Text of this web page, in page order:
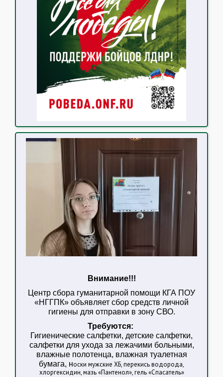
Внимание!!!
Центр сбора гуманитарной помощи КГА ПОУ
«НГГПК» объявляет сбор средств личной
гигиены для отправки в зону СВО.
Требуются:
Гигиенические салфетки, детские салфетки,
салфетки для ухода за лежачими больными,
влажные полотенца, влажная туалетная
бумага, носки мужские ХБ, перекись водорода,
хлоргексидин, мазь «Пантенол», гель «Спасатель»